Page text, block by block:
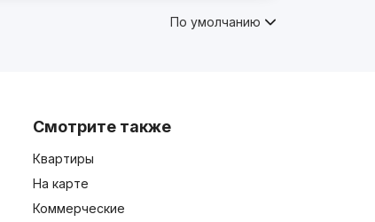
По умолчанию
Смотрите также
Квартиры
На карте
Коммерческие